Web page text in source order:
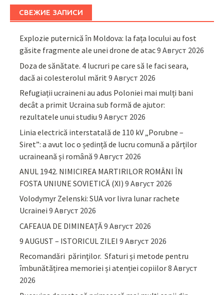
СВЕЖИЕ ЗАПИСИ
Explozie puternică în Moldova: la fața locului au fost
găsite fragmente ale unei drone de atac9 Август 2026
Doza de sănătate. 4 lucruri pe care să le faci seara,
dacă ai colesterolul mărit 9 Август 2026
Refugiații ucraineni au adus Poloniei mai mulți bani
decât a primit Ucraina sub formă de ajutor:
rezultatele unui studiu 9 Август 2026
Linia electrică interstatală de 110 kV „Porubne –
Siret”: a avut loc o ședință de lucru comună a părților
ucraineană și română 9 Август 2026
ANUL 1942. NIMICIREA MARTIRILOR ROMÂNI ÎN
FOSTA UNIUNE SOVIETICĂ (XI) 9 Август 2026
Volodymyr Zelenski: SUA vor livra lunar rachete
Ucrainei 9 Август 2026
CAFEAUA DE DIMINEAȚĂ9 Август 2026
9 AUGUST – ISTORICUL ZILEI 9 Август 2026
Recomandări părinţilor. Sfaturi și metode pentru
îmbunătățirea memoriei și atenției copiilor8 Август
2026